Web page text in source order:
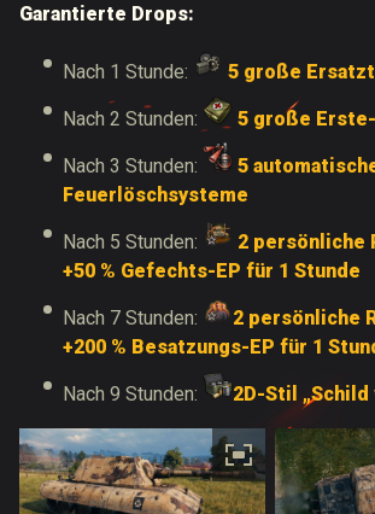
Garantierte Drops:
Nach 1 Stunde: 5 große
Nach 2 Stunden: 5 große
Nach 3 Stunden:
5
Feuerlöschsysteme
Nach 5 Stunden:
2 persönliche
+50 % Gefechts-EP für 1 Stunde
Nach 7 Stunden:
2 persönliche
+200 % Besatzungs-EP für 1
Nach 9 Stunden: 2D-Stil